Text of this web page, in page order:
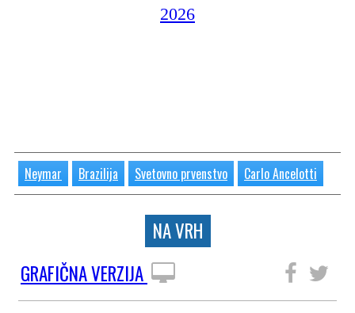
2026
Neymar Brazilija Svetovno prvenstvo Carlo Ancelotti
NA VRH
GRAFIČNA VERZIJA